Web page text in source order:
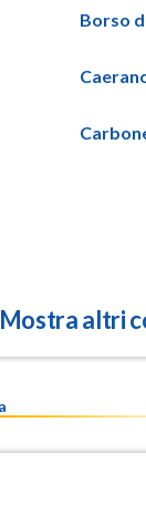
Borso
Mostra altri